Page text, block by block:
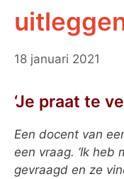
18 januari 2021
‘Je praat te
Een docent van
een vraag. ‘Ik
gevraagd en ze